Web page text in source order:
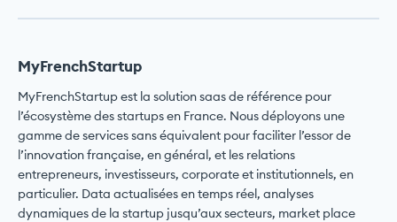
MyFrenchStartup
MyFrenchStartup est la solution saas de référence pour
l’écosystème des startups en France. Nous déployons une
gamme de services sans équivalent pour faciliter l’essor de
l’innovation française, en général, et les relations
entrepreneurs, investisseurs, corporate et institutionnels, en
particulier. Data actualisées en temps réel, analyses
dynamiques de la startup jusqu’aux secteurs, market place